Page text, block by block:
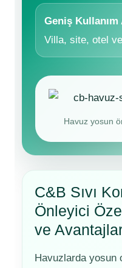
Tuz
Temizleyici
Havuz Robotu Yedek
Dezenfeksiyon
Havuz Güvenlik
Havuz Pompa
Havuz
Geniş Kullanım
Villa, site, otel
Havuz yosun
C&B Sıvı
Önleyici
ve
Havuzlarda yosun